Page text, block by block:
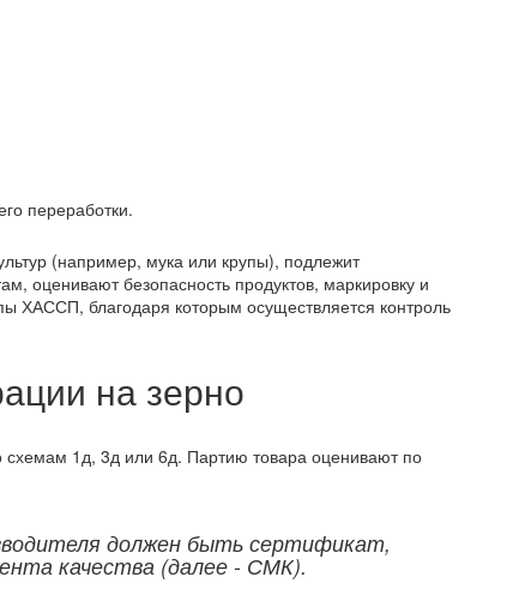
переработки.
(например, мука или крупы), подлежит
оценивают безопасность продуктов, маркировку и
ХАССП, благодаря которым осуществляется контроль
на зерно
схемам 1д, 3д или 6д. Партию товара оценивают по
должен быть сертификат,
качества (далее - СМК).